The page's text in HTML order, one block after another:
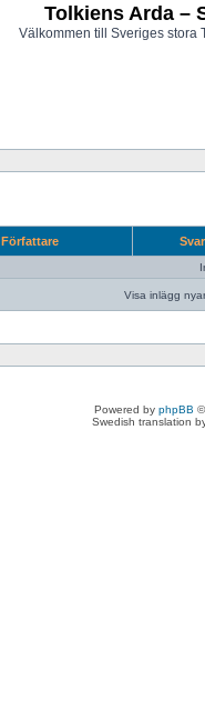
Tolkiens Arda –
Välkommen till Sveriges stora
Författare
Visa inlägg
Powered by phpBB
Swedish translation